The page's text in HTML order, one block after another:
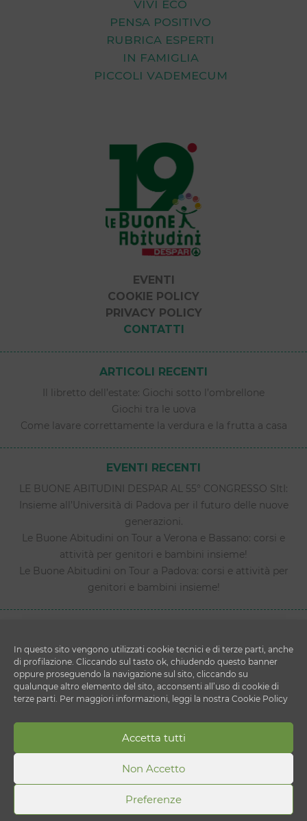
In questo sito vengono utilizzati cookie tecnici e di terze parti, anche
di profilazione. Cliccando sul tasto ok, chiudendo questo banner
oppure proseguendo la navigazione sul sito, cliccando su
qualunque altro elemento del sito, acconsenti all’uso di cookie di
terze parti. Per maggiori informazioni, leggi la nostra Cookie Policy
Accetta tutti
Non Accetto
Preferenze
Vivi Eco
Pensa Positivo
Rubrica Esperti
In Famiglia
Piccoli Vademecum
EVENTI
COOKIE POLICY
PRIVACY POLICY
CONTATTI
ARTICOLI RECENTI
Il libretto dell’estate: Giochi sotto l’ombrellone
Giochi tra le uova
Come lavare correttamente la verdura e la frutta a casa
EVENTI RECENTI
LE BUONE ABITUDINI DESPAR AL 55° CONGRESSO SItI:
Insieme all’Università di Padova per il futuro delle nuove
generazioni.
Le Buone Abitudini on Tour a Verona e Bassano: corsi e
attività per genitori e bambini insieme!
Le Buone Abitudini on Tour a Padova: corsi e attività per
genitori e bambini insieme!
Copyright © 2026 Le Buone Abitudini
DESPAR ITALIA S.c. a r.l.
Via Ettore Cristoni 82 - 40033 - Casalecchio di Reno
(BO)
P.IVA 00820910156